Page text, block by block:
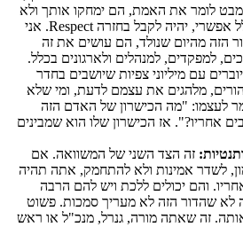
לומר את האמת, הם ימחקו אותך ולא
פשוט, אם בכלל אפשרי, יהיה לקבל בחזרה Respect. אני
הזה מהיום שנולד, הם עושים את זה
למפקדים, למנהלים ולארגונים בכלל.
עם מיליוני צפיות שיושבים בחדר
מלהגים את עצמם לדעת, ומי שלא
לעצמו: "מה הכישרון של האדם הזה
אחריו?". אז הכישרון שלו הוא שמבינים
זה הצד השני של המשוואה. אם
לשדר אמינות ולא להתחמק, אתה תהיה
והם יכולים ללכת ויש להם הרבה
לא שהדור הזה לא מעריך סמכות. פשוט
אותה. זה שאתה מורה, גנרל, מנכ"ל או ראש